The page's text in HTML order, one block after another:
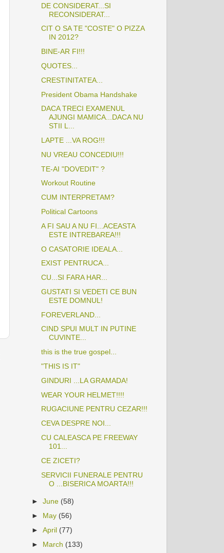
DE CONSIDERAT...SI
RECONSIDERAT...
CIT O SA TE "COSTE" O PIZZA
IN 2012?
BINE-AR FI!!!
QUOTES...
CRESTINITATEA...
President Obama Handshake
DACA TRECI EXAMENUL
AJUNGI MAMICA...DACA NU
STII L...
LAPTE ...VA ROG!!!
NU VREAU CONCEDIU!!!
TE-AI "DOVEDIT" ?
Workout Routine
CUM INTERPRETAM?
Political Cartoons
A FI SAU A NU FI...ACEASTA
ESTE INTREBAREA!!!
O CASATORIE IDEALA...
EXIST PENTRUCA...
CU...SI FARA HAR...
GUSTATI SI VEDETI CE BUN
ESTE DOMNUL!
FOREVERLAND...
CIND SPUI MULT IN PUTINE
CUVINTE...
this is the true gospel...
"THIS IS IT"
GINDURI ...LA GRAMADA!
WEAR YOUR HELMET!!!!
RUGACIUNE PENTRU CEZAR!!!
CEVA DESPRE NOI...
CU CALEASCA PE FREEWAY
101...
CE ZICETI?
SERVICII FUNERALE PENTRU
O ...BISERICA MOARTA!!!
►June (58)
► May (56)
►April (77)
► March (133)